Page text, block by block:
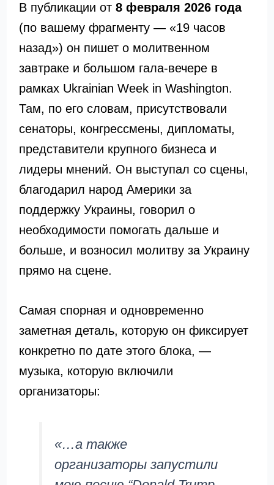
В публикации от 8 февраля 2026 года
(по вашему фрагменту — «19 часов
назад») он пишет о молитвенном
завтраке и большом гала-вечере в
рамках Ukrainian Week in Washington.
Там, по его словам, присутствовали
сенаторы, конгрессмены, дипломаты,
представители крупного бизнеса и
лидеры мнений. Он выступал со сцены,
благодарил народ Америки за
поддержку Украины, говорил о
необходимости помогать дальше и
больше, и возносил молитву за Украину
прямо на сцене.
Самая спорная и одновременно
заметная деталь, которую он фиксирует
конкретно по дате этого блока, —
музыка, которую включили
организаторы:
«…а также
организаторы запустили